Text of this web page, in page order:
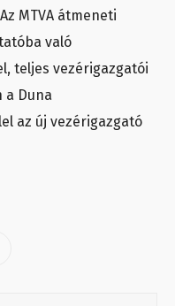
MTVA átmeneti
való
teljes vezérigazgatói
a Duna
az új vezérigazgató